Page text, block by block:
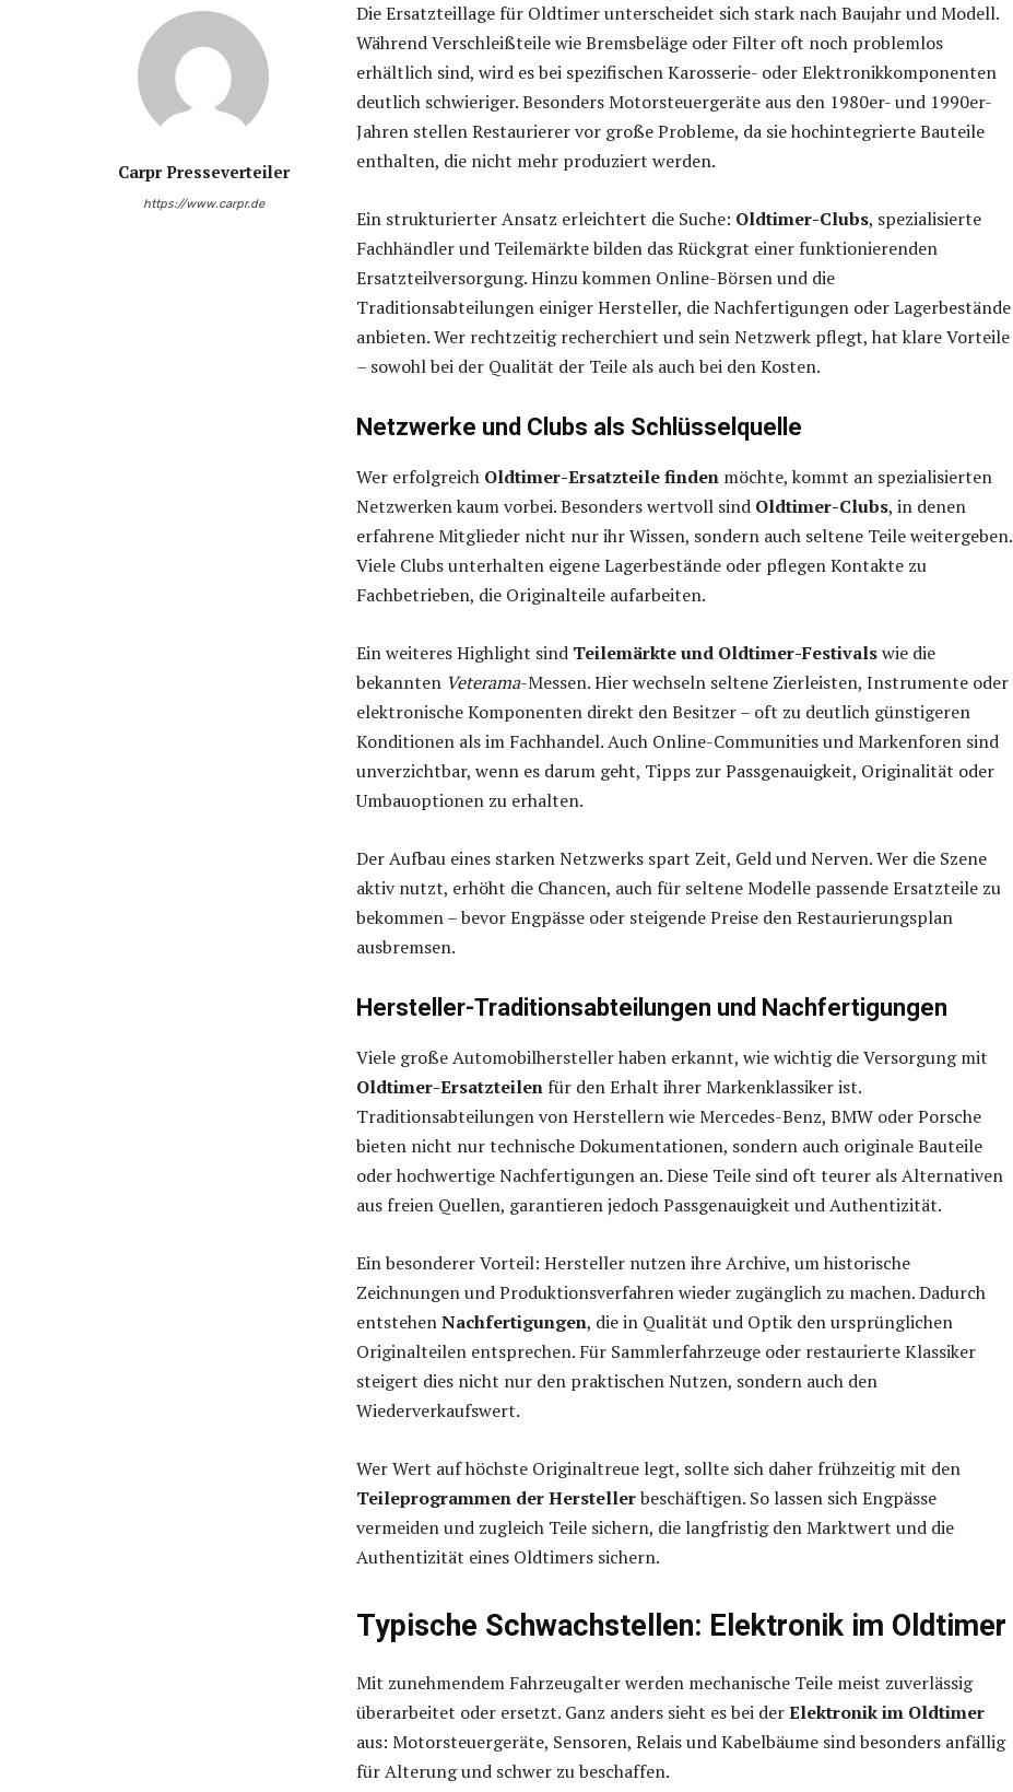
Carpr Presseverteiler
https://www.carpr.de
Die Ersatzteillage für Oldtimer unterscheidet sich stark nach Baujahr und Modell.
Während Verschleißteile wie Bremsbeläge oder Filter oft noch problemlos
erhältlich sind, wird es bei spezifischen Karosserie- oder Elektronikkomponenten
deutlich schwieriger. Besonders Motorsteuergeräte aus den 1980er- und 1990er-
Jahren stellen Restaurierer vor große Probleme, da sie hochintegrierte Bauteile
enthalten, die nicht mehr produziert werden.
Ein strukturierter Ansatz erleichtert die Suche: Oldtimer-Clubs, spezialisierte
Fachhändler und Teilemärkte bilden das Rückgrat einer funktionierenden
Ersatzteilversorgung. Hinzu kommen Online-Börsen und die
Traditionsabteilungen einiger Hersteller, die Nachfertigungen oder Lagerbestände
anbieten. Wer rechtzeitig recherchiert und sein Netzwerk pflegt, hat klare Vorteile
– sowohl bei der Qualität der Teile als auch bei den Kosten.
Netzwerke und Clubs als Schlüsselquelle
Wer erfolgreich Oldtimer-Ersatzteile finden möchte, kommt an spezialisierten
Netzwerken kaum vorbei. Besonders wertvoll sind Oldtimer-Clubs, in denen
erfahrene Mitglieder nicht nur ihr Wissen, sondern auch seltene Teile weitergeben.
Viele Clubs unterhalten eigene Lagerbestände oder pflegen Kontakte zu
Fachbetrieben, die Originalteile aufarbeiten.
Ein weiteres Highlight sind Teilemärkte und Oldtimer-Festivalswie die
bekannten Veterama-Messen. Hier wechseln seltene Zierleisten, Instrumente oder
elektronische Komponenten direkt den Besitzer – oft zu deutlich günstigeren
Konditionen als im Fachhandel. Auch Online-Communities und Markenforen sind
unverzichtbar, wenn es darum geht, Tipps zur Passgenauigkeit, Originalität oder
Umbauoptionen zu erhalten.
Der Aufbau eines starken Netzwerks spart Zeit, Geld und Nerven. Wer die Szene
aktiv nutzt, erhöht die Chancen, auch für seltene Modelle passende Ersatzteile zu
bekommen – bevor Engpässe oder steigende Preise den Restaurierungsplan
ausbremsen.
Hersteller-Traditionsabteilungen und Nachfertigungen
Viele große Automobilhersteller haben erkannt, wie wichtig die Versorgung mit
Oldtimer-Ersatzteilen für den Erhalt ihrer Markenklassiker ist.
Traditionsabteilungen von Herstellern wie Mercedes-Benz, BMW oder Porsche
bieten nicht nur technische Dokumentationen, sondern auch originale Bauteile
oder hochwertige Nachfertigungen an. Diese Teile sind oft teurer als Alternativen
aus freien Quellen, garantieren jedoch Passgenauigkeit und Authentizität.
Ein besonderer Vorteil: Hersteller nutzen ihre Archive, um historische
Zeichnungen und Produktionsverfahren wieder zugänglich zu machen. Dadurch
entstehenNachfertigungen, die in Qualität und Optik den ursprünglichen
Originalteilen entsprechen. Für Sammlerfahrzeuge oder restaurierte Klassiker
steigert dies nicht nur den praktischen Nutzen, sondern auch den
Wiederverkaufswert.
Wer Wert auf höchste Originaltreue legt, sollte sich daher frühzeitig mit den
Teileprogrammen der Herstellerbeschäftigen. So lassen sich Engpässe
vermeiden und zugleich Teile sichern, die langfristig den Marktwert und die
Authentizität eines Oldtimers sichern.
Typische Schwachstellen: Elektronik im Oldtimer
Mit zunehmendem Fahrzeugalter werden mechanische Teile meist zuverlässig
überarbeitet oder ersetzt. Ganz anders sieht es bei derElektronik im Oldtimer
aus: Motorsteuergeräte, Sensoren, Relais und Kabelbäume sind besonders anfällig
für Alterung und schwer zu beschaffen.